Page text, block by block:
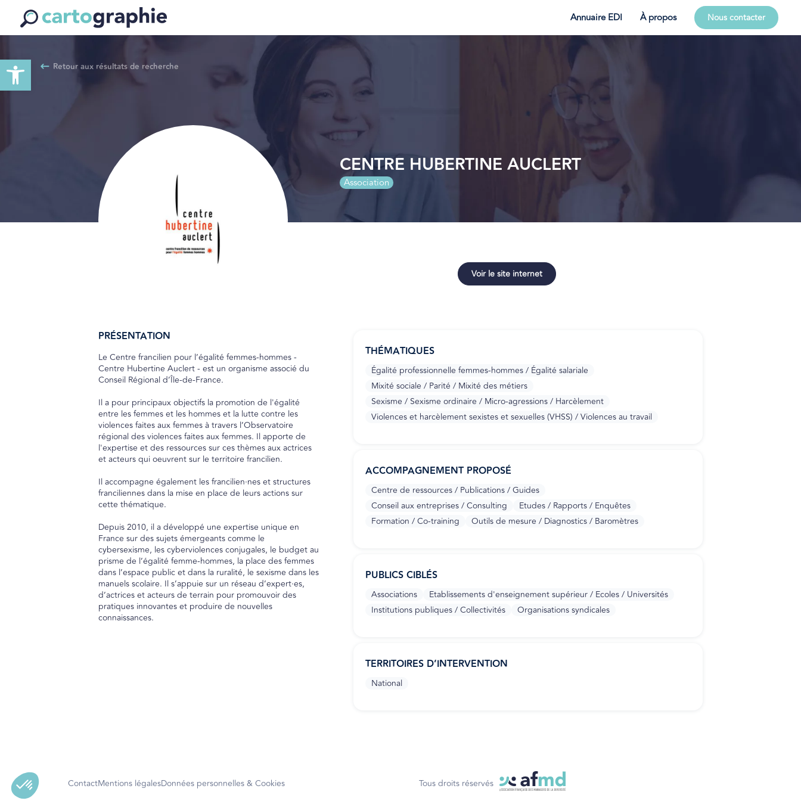
Ouvrir la barre d’outils
Annuaire EDI À propos Nous contacter
Retour aux résultats de recherche
CENTRE HUBERTINE AUCLERT
Association
Voir le site internet
PRÉSENTATION
Le Centre francilien pour l’égalité femmes-hommes -
Centre Hubertine Auclert - est un organisme associé du
Conseil Régional d’Île-de-France.
Il a pour principaux objectifs la promotion de l'égalité
entre les femmes et les hommes et la lutte contre les
violences faites aux femmes à travers l’Observatoire
régional des violences faites aux femmes. Il apporte de
l'expertise et des ressources sur ces thèmes aux actrices
et acteurs qui oeuvrent sur le territoire francilien.
Il accompagne également les francilien·nes et structures
franciliennes dans la mise en place de leurs actions sur
cette thématique.
Depuis 2010, il a développé une expertise unique en
France sur des sujets émergeants comme le
cybersexisme, les cyberviolences conjugales, le budget au
prisme de l’égalité femme-hommes, la place des femmes
dans l’espace public et dans la ruralité, le sexisme dans les
manuels scolaire. Il s’appuie sur un réseau d’expert·es,
d’actrices et acteurs de terrain pour promouvoir des
pratiques innovantes et produire de nouvelles
connaissances.
THÉMATIQUES
Égalité professionnelle femmes-hommes / Égalité salariale
Mixité sociale / Parité / Mixité des métiers
Sexisme / Sexisme ordinaire / Micro-agressions / Harcèlement
Violences et harcèlement sexistes et sexuelles (VHSS) / Violences au travail
ACCOMPAGNEMENT PROPOSÉ
Centre de ressources / Publications / Guides
Conseil aux entreprises / Consulting
Etudes / Rapports / Enquêtes
Formation / Co-training
Outils de mesure / Diagnostics / Baromètres
PUBLICS CIBLÉS
Associations
Etablissements d'enseignement supérieur / Ecoles / Universités
Institutions publiques / Collectivités
Organisations syndicales
TERRITOIRES D’INTERVENTION
National
ContactMentions légalesDonnées personnelles & Cookies Tous droits réservés